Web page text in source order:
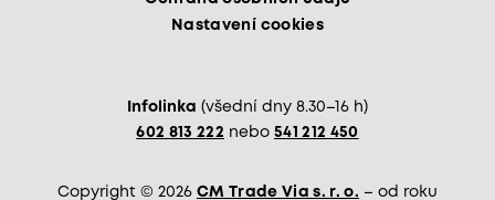
Nastavení cookies
Infolinka (všední dny 8.30–16 h)
602 813 222 nebo 541 212 450
Copyright © 2026 CM Trade Via s. r. o. – od roku